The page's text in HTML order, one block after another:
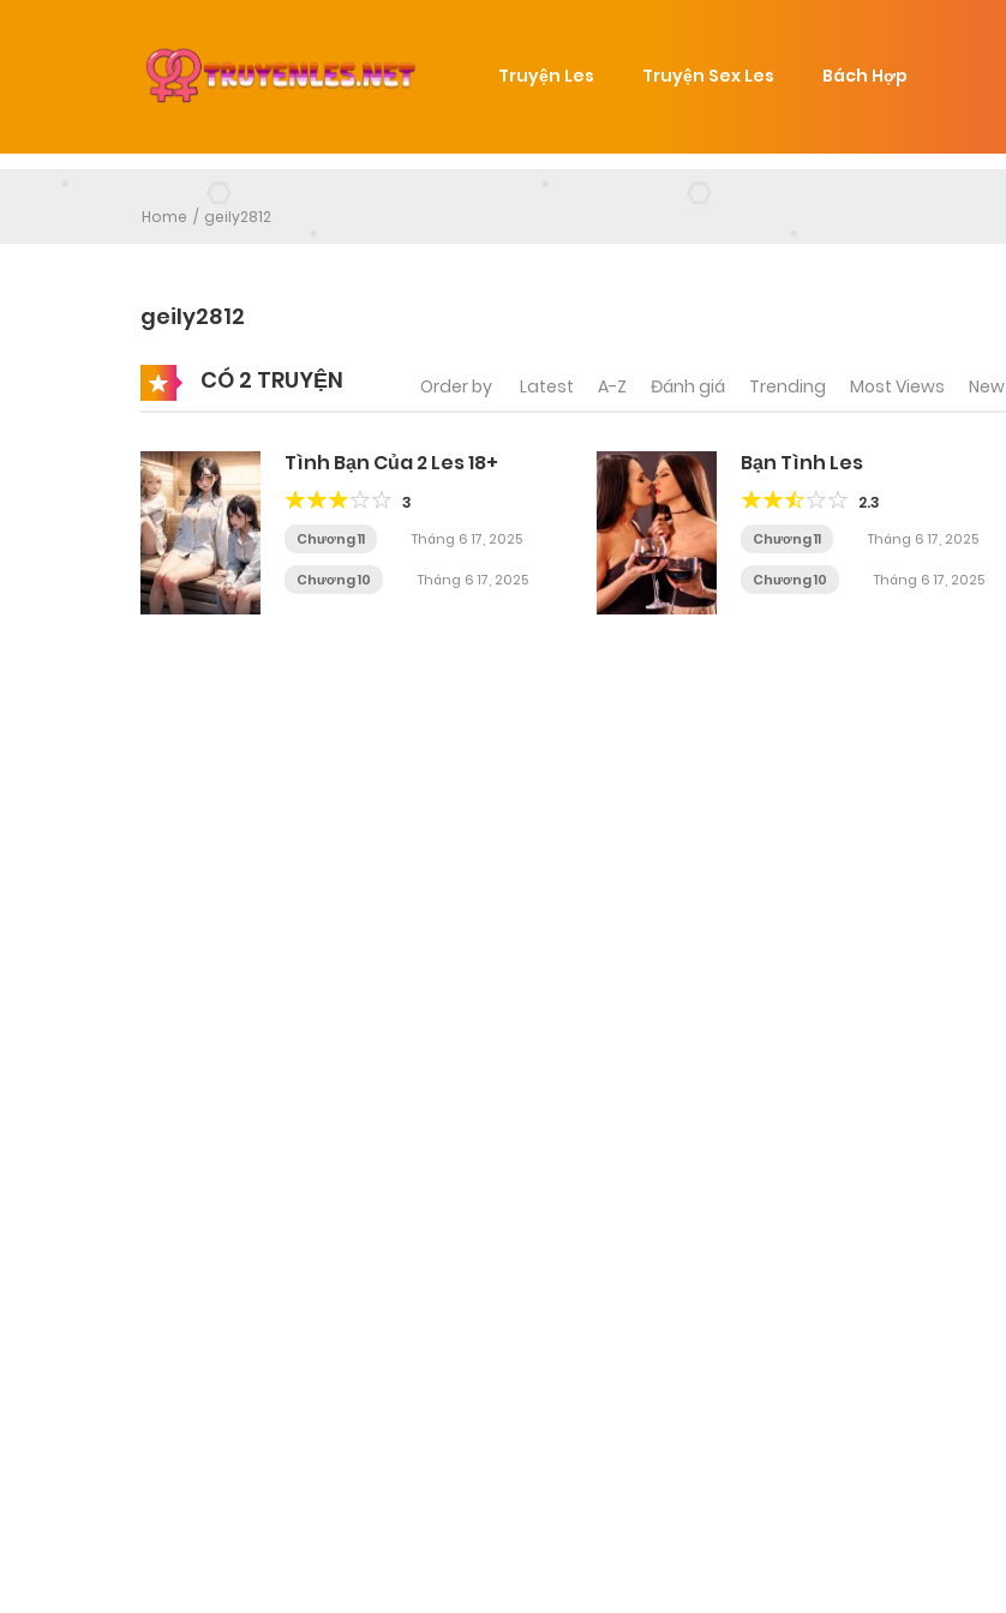
Truyện Les Truyện Sex Les Bách Hợp
Home geily2812
geily2812
CÓ 2 TRUYỆN Order by Latest A-Z Đánh giá Trending Most Views New
Tình Bạn Của 2 Les 18+
3
Chương 11 Tháng 6 17, 2025
Chương 10 Tháng 6 17, 2025
Bạn Tình Les
2.3
Chương 11 Tháng 6 17, 2025
Chương 10 Tháng 6 17, 2025